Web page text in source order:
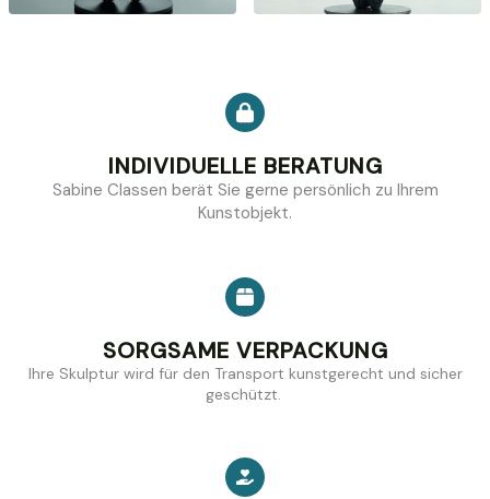
INDIVIDUELLE BERATUNG
Sabine Classen berät Sie gerne persönlich zu Ihrem
Kunstobjekt.
SORGSAME VERPACKUNG
Ihre Skulptur wird für den Transport kunstgerecht und sicher
geschützt.